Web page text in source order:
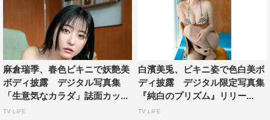
麻倉瑞季、春色ビキニで妖艶美
ボディ披露 デジタル写真集
「生意気なカラダ」誌面カッ...
TV LIFE
白濱美兎、ビキニ姿で色白美ボ
ディ披露 デジタル限定写真集
『純白のプリズム』リリー...
TV LIFE